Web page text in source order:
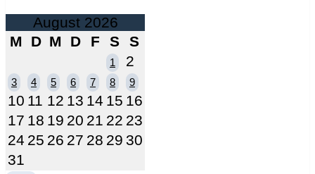
August 2026
M
D M D F S S
1 2
3 4 5 6 7 8 9
10 11 12 13 14 15 16
17 18 19 20 21 22 23
24 25 26 27 28 29 30
31